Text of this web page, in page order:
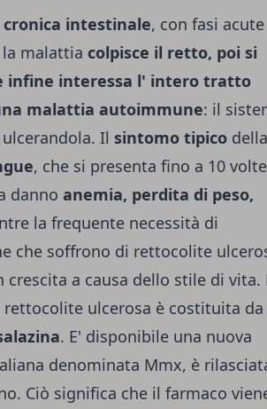
intestinale, con fasi
malattia colpisce il retto, poi si
infine interessa l' intero tratto
malattia autoimmune: il
Il sintomo tipico della
, che si presenta fino a 10
danno anemia, perdita di peso,
la frequente necessità di
che soffrono di rettocolite
crescita a causa dello stile di vita.
rettocolite ulcerosa è costituita da
. E' disponibile una nuova
denominata Mmx, è
Ciò significa che il farmaco